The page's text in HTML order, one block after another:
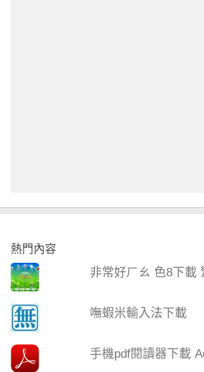
熱門內容
非常好ㄏㄠ 色8下載
嘸蝦米輸入法下載
手機pdf閱讀器下載